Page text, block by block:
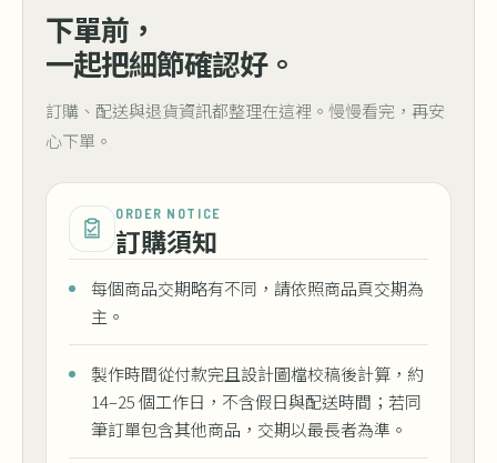
下單前，
一起把細節確認好。
訂購、配送與退貨資訊都整理在這裡。慢慢看完，再安
心下單。
ORDER NOTICE
訂購須知
每個商品交期略有不同，請依照商品頁交期為
主。
製作時間從付款完且設計圖檔校稿後計算，約
14–25 個工作日，不含假日與配送時間；若同
筆訂單包含其他商品，交期以最長者為準。